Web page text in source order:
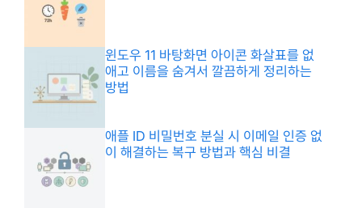
윈도우 11 바탕화면 아이콘 화살표를 없
애고 이름을 숨겨서 깔끔하게 정리하는
방법
애플 ID 비밀번호 분실 시 이메일 인증 없
이 해결하는 복구 방법과 핵심 비결